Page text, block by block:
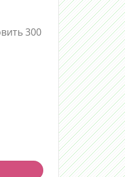
300